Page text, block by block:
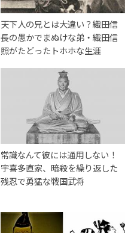
天下人の兄とは大違い？織田信
長の愚かでまぬけな弟・織田信
照がたどったトホホな生涯
常識なんて彼には通用しない！
宇喜多直家、暗殺を繰り返した
残忍で勇猛な戦国武将